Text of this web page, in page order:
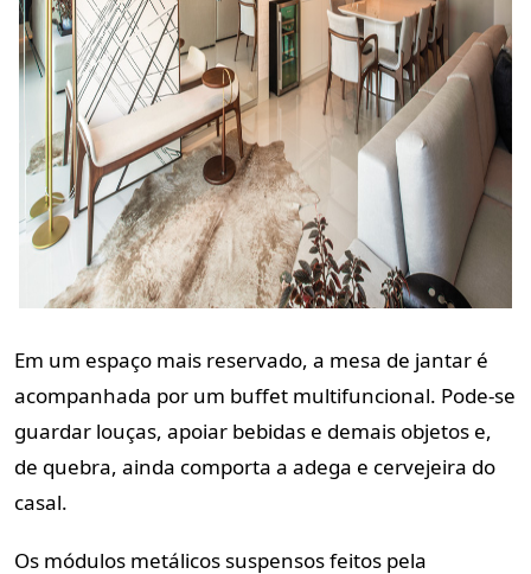
Em um espaço mais reservado, a mesa de jantar é
acompanhada por um buffet multifuncional. Pode-se
guardar louças, apoiar bebidas e demais objetos e,
de quebra, ainda comporta a adega e cervejeira do
casal.
Os módulos metálicos suspensos feitos pela